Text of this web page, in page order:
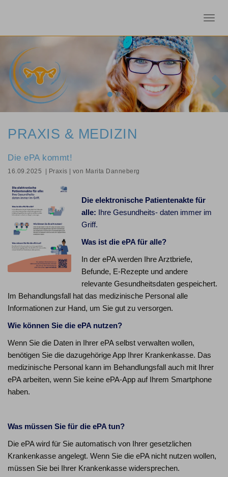
PRAXIS & MEDIZIN
Die ePA kommt!
16.09.2025 | Praxis | von Marita Danneberg
Die elektronische Patientenakte für
alle:
Ihre Gesundheits- daten immer im
Griff.
Was ist die ePA für alle?
In der ePA werden Ihre Arztbriefe,
Befunde, E-Rezepte und andere
relevante Gesundheitsdaten gespeichert.
Im Behandlungsfall hat das medizinische Personal alle
Informationen zur Hand, um Sie gut zu versorgen.
Wie können Sie die ePA nutzen?
Wenn Sie die Daten in Ihrer ePA selbst verwalten wollen,
benötigen Sie die dazugehörige App Ihrer Krankenkasse. Das
medizinische Personal kann im Behandlungsfall auch mit Ihrer
ePA arbeiten, wenn Sie keine ePA-App auf Ihrem Smartphone
haben.
Was müssen Sie für die ePA tun?
Die ePA wird für Sie automatisch von Ihrer gesetzlichen
Krankenkasse angelegt. Wenn Sie die ePA nicht nutzen wollen,
müssen Sie bei Ihrer Krankenkasse widersprechen.